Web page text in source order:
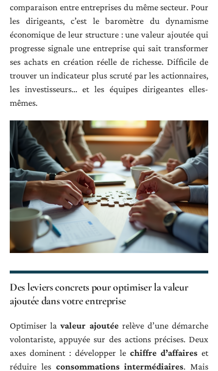
comparaison entre entreprises du même secteur. Pour
les dirigeants, c’est le baromètre du dynamisme
économique de leur structure : une valeur ajoutée qui
progresse signale une entreprise qui sait transformer
ses achats en création réelle de richesse. Difficile de
trouver un indicateur plus scruté par les actionnaires,
les investisseurs… et les équipes dirigeantes elles-
mêmes.
Des leviers concrets pour optimiser la valeur
ajoutée dans votre entreprise
Optimiser lavaleur ajoutéerelève d’une démarche
volontariste, appuyée sur des actions précises. Deux
axes dominent : développer le chiffre d’affaires et
réduire les consommations intermédiaires. Mais